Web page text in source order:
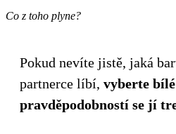
Co z toho plyne?
Pokud nevíte jistě, jaká
partnerce líbí, vyberte
pravděpodobností se jí